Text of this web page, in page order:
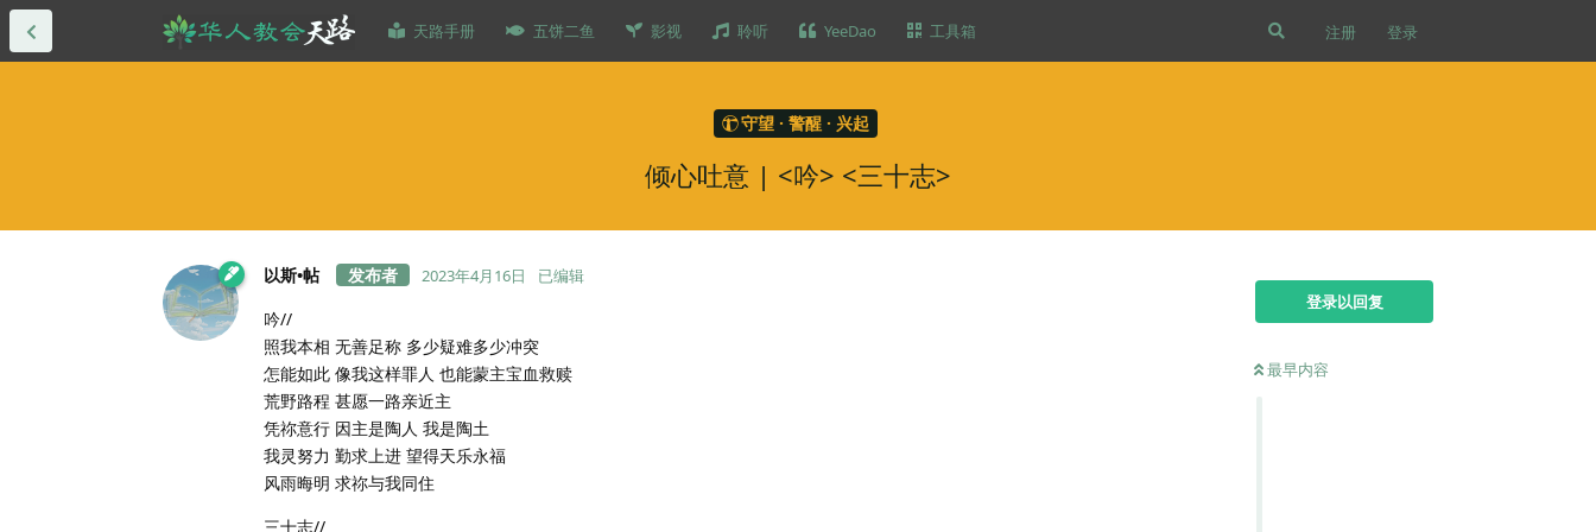
天路手册 五饼二鱼 影视 聆听 YeeDao 工具箱 注册 登录
守望 · 警醒 · 兴起
倾心吐意 | <吟> <三十志>
登录以回复
最早内容
以斯•帖 2023年4月16日 已编辑
吟//
照我本相 无善足称 多少疑难多少冲突
怎能如此 像我这样罪人 也能蒙主宝血救赎
荒野路程 甚愿一路亲近主
凭祢意行 因主是陶人 我是陶土
我灵努力 勤求上进 望得天乐永福
风雨晦明 求祢与我同住
三十志//